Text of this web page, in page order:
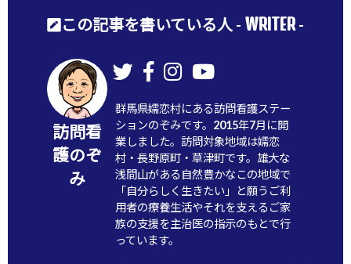
この記事を書いている人 - WRITER-
訪問看
護のぞ
み
群馬県嬬恋村にある訪問看護ステー
ションのぞみです。2015年7月に開
業しました。訪問対象地域は嬬恋
村・長野原町・草津町です。雄大な
浅間山がある自然豊かなこの地域で
「自分らしく生きたい」と願うご利
用者の療養生活やそれを支えるご家
族の支援を主治医の指示のもとで行
っています。